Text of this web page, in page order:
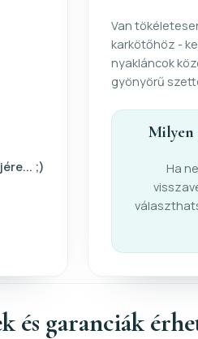
;)
Van
karkötőhöz -
nyakláncok
gyönyörű
Milyen
Ha
és garanciák